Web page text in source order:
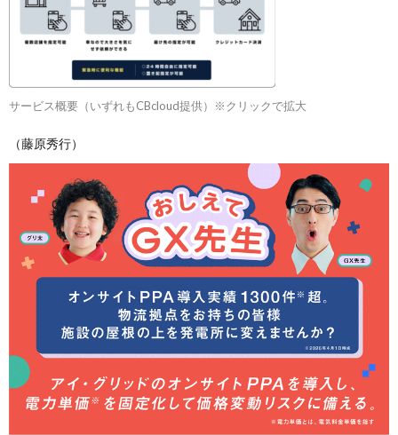
サービス概要（いずれもCBcloud提供）※クリックで拡大
（藤原秀行）